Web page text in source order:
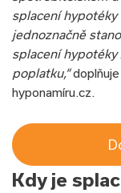
splacení hypotéky
jednoznačně
splacení hypotéky
poplatku,“
hyponamíru.cz.
Kdy je